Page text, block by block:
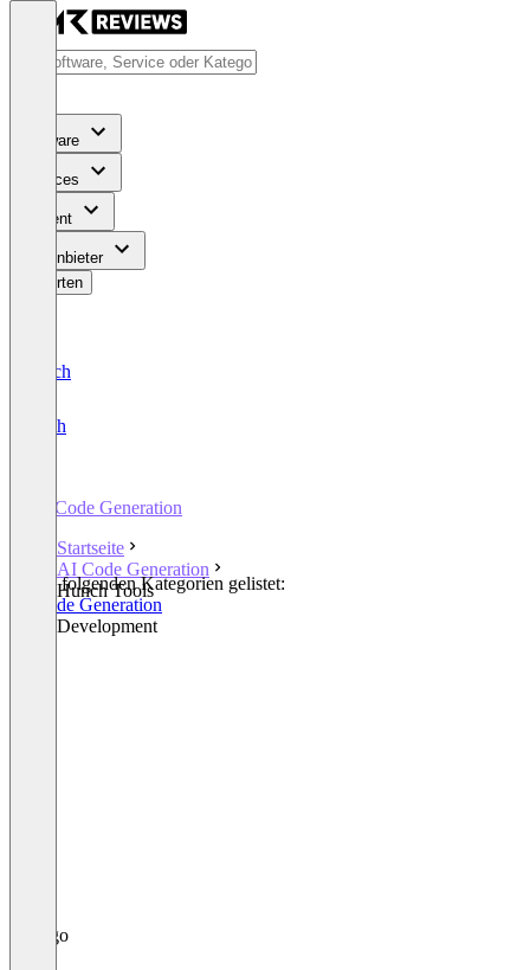
Software
Services
Content
Für Anbieter
Bewerten
Deutsch
English
AI Code Generation
Startseite
AI Code Generation
Hunch Tools
In den folgenden Kategorien gelistet:
AI Code Generation
Other Development